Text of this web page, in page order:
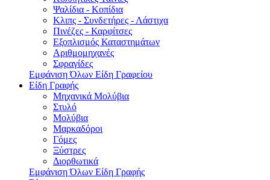
Ψαλίδια - Κοπίδια
Κλιπς - Συνδετήρες - Λάστιχα
Πινέζες - Καρφίτσες
Εξοπλισμός Καταστημάτων
Αριθμομηχανές
Σφραγίδες
Εμφάνιση Όλων Είδη Γραφείου
Είδη Γραφής
Μηχανικά Μολύβια
Στυλό
Μολύβια
Μαρκαδόροι
Γόμες
Ξύστρες
Διορθωτικά
Εμφάνιση Όλων Είδη Γραφής